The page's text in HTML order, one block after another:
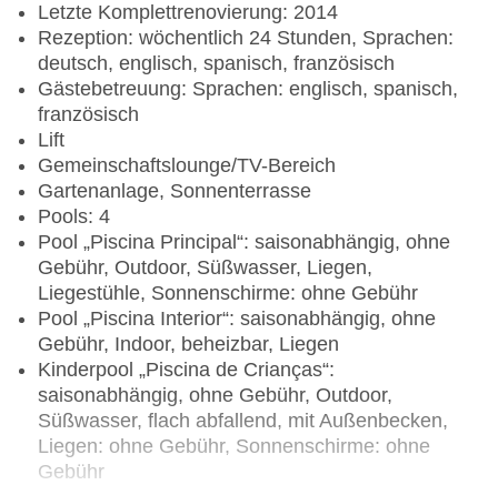
Letzte Komplettrenovierung: 2014
Rezeption: wöchentlich 24 Stunden, Sprachen:
deutsch, englisch, spanisch, französisch
Gästebetreuung: Sprachen: englisch, spanisch,
französisch
Lift
Gemeinschaftslounge/TV-Bereich
Gartenanlage, Sonnenterrasse
Pools: 4
Pool „Piscina Principal“: saisonabhängig, ohne
Gebühr, Outdoor, Süßwasser, Liegen,
Liegestühle, Sonnenschirme: ohne Gebühr
Pool „Piscina Interior“: saisonabhängig, ohne
Gebühr, Indoor, beheizbar, Liegen
Kinderpool „Piscina de Crianças“:
saisonabhängig, ohne Gebühr, Outdoor,
Süßwasser, flach abfallend, mit Außenbecken,
Liegen: ohne Gebühr, Sonnenschirme: ohne
Gebühr